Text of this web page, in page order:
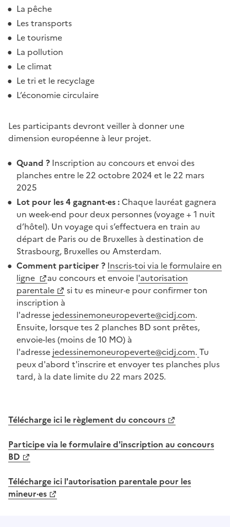
La pêche
Les transports
Le tourisme
La pollution
Le climat
Le tri et le recyclage
L’économie circulaire
Les participants devront veiller à donner une
dimension européenne à leur projet.
Quand ? Inscription au concours et envoi des
planches entre le 22 octobre 2024 et le 22 mars
2025
Lot pour les 4 gagnant·es : Chaque lauréat gagnera
un week-end pour deux personnes (voyage + 1 nuit
d’hôtel). Un voyage qui s’effectuera en train au
départ de Paris ou de Bruxelles à destination de
Strasbourg, Bruxelles ou Amsterdam.
Comment participer ? Inscris-toi via le formulaire en
ligne
au concours et envoie l'autorisation
parentale
si tu es mineur·e pour confirmer ton
inscription à
l'adresse jedessinemoneuropeverte@cidj.com.
Ensuite, lorsque tes 2 planches BD sont prêtes,
envoie-les (moins de 10 MO) à
l'adresse jedessinemoneuropeverte@cidj.com. Tu
peux d'abord t'inscrire et envoyer tes planches plus
tard, à la date limite du 22 mars 2025.
Télécharge ici le règlement du concours
Participe via le formulaire d'inscription au concours
BD
Télécharge ici l'autorisation parentale pour les
mineur·es